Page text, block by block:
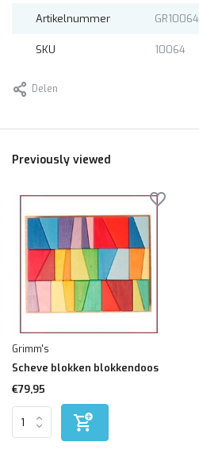
Artikelnummer GR10064
SKU 10064
Delen
Previously viewed
Grimm's
Scheve blokken blokkendoos
€79,95